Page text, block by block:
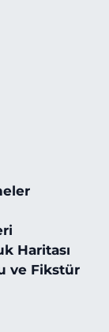
Haritası
ve Fikstür